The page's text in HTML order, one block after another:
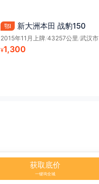
鄂l 新大洲本田 战豹150
2015年11月上牌/43257公里 /武汉市
¥1,300
获取底价
一键询全城